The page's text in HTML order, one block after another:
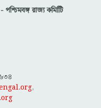
পশ্চিমবঙ্গ রাজ্য কমিটিি
,